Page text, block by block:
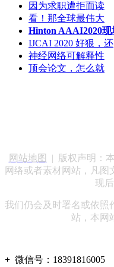
因为求职遭拒而读
看！那全球最伟大
Hinton AAAI2020现
IJCAI 2020 好狠，还
神经网络可解释性
顶会论文，怎么就
网站地图
| 版权声明：
网络或者素材网站，凡
现
我们仍会及时署名或依照
站，本网
+ 微信号： 18391816005